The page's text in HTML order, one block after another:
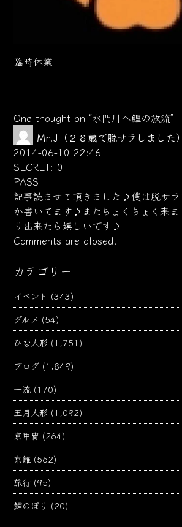
臨時休業
One thought on “水門川へ鯉の放流”
Mr.J（２８歳で脱サラしました）
2014-06-10 22:46
SECRET: 0
PASS:
記事読ませて頂きました♪僕は脱サ
か書いてます♪またちょくちょく来
り出来たら嬉しいです♪
Comments are closed.
カテゴリー
イベント (343)
グルメ (54)
ひな人形 (1,751)
ブログ (1,849)
一流 (170)
五月人形 (1,092)
京甲冑 (264)
京雛 (562)
旅行 (95)
鯉のぼり (20)